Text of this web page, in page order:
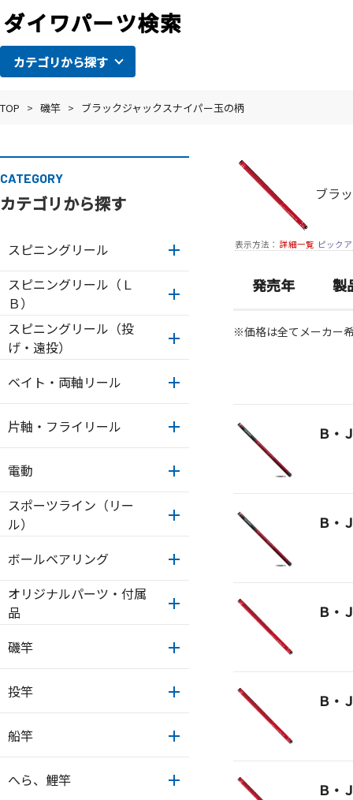
カテゴリから探す
TOP > 磯竿 > ブラックジャックスナイパー玉の柄
CATEGORY
カテゴリから探す
スピニングリール
スピニングリール（Ｌ
Ｂ）
スピニングリール（投
げ・遠投）
ベイト・両軸リール
片軸・フライリール
電動
スポーツライン（リー
ル）
ボールベアリング
オリジナルパーツ・付属
品
磯竿
投竿
船竿
へら、鯉竿
ブラ
表示方法： 詳細一覧 ピック
発売年 製
※価格は全てメーカー
Ｂ・
Ｂ・
Ｂ・
Ｂ・
Ｂ・